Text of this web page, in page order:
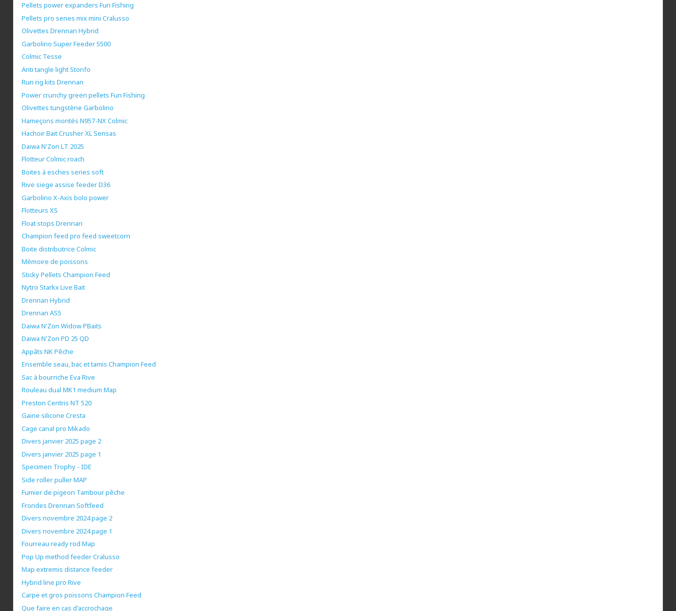
Pellets power expanders Fun Fishing
Pellets pro series mix mini Cralusso
Olivettes Drennan Hybrid
Garbolino Super Feeder 5500
Colmic Tesse
Anti tangle light Stonfo
Run rig kits Drennan
Power crunchy green pellets Fun Fishing
Olivettes tungstène Garbolino
Hameçons montés N957-NX Colmic
Hachoir Bait Crusher XL Sensas
Daiwa N'Zon LT 2025
Flotteur Colmic roach
Boites à esches series soft
Rive siege assise feeder D36
Garbolino X-Axis bolo power
Flotteurs XS
Float stops Drennan
Champion feed pro feed sweetcorn
Boite distributrice Colmic
Mémoire de poissons
Sticky Pellets Champion Feed
Nytro Starkx Live Bait
Drennan Hybrid
Drennan AS5
Daiwa N'Zon Widow PBaits
Daiwa N'Zon PD 25 QD
Appâts NK Pêche
Ensemble seau, bac et tamis Champion Feed
Sac à bourriche Eva Rive
Rouleau dual MK1 medium Map
Preston Centris NT 520
Gaine silicone Cresta
Cage canal pro Mikado
Divers janvier 2025 page 2
Divers janvier 2025 page 1
Specimen Trophy - IDE
Side roller puller MAP
Fumier de pigeon Tambour pêche
Frondes Drennan Softfeed
Divers novembre 2024 page 2
Divers novembre 2024 page 1
Fourreau ready rod Map
Pop Up method feeder Cralusso
Map extremis distance feeder
Hybrid line pro Rive
Carpe et gros poissons Champion Feed
Que faire en cas d'accrochage